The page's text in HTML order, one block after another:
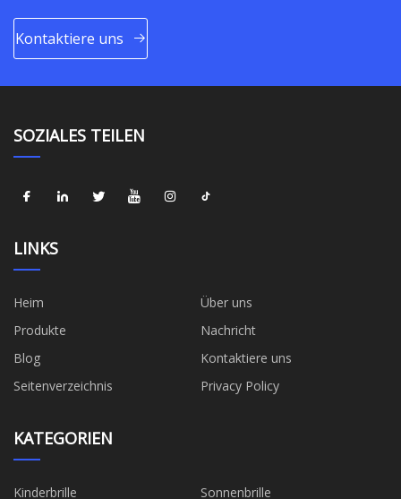
Kontaktiere uns
SOZIALES TEILEN
LINKS
Heim
Über uns
Produkte
Nachricht
Blog
Kontaktiere uns
Seitenverzeichnis
Privacy Policy
KATEGORIEN
Kinderbrille Sonnenbrille